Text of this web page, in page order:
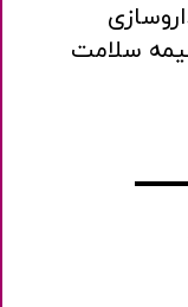
سلامت